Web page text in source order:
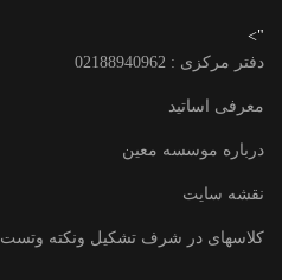
">
دفتر مرکزی : 02188940962
معرفی اساتید
درباره موسسه معین
نقشه سایت
کلاسهای در شرف تشکیل ونکته وتست